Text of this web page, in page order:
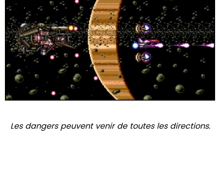
Les dangers peuvent venir de toutes les directions.